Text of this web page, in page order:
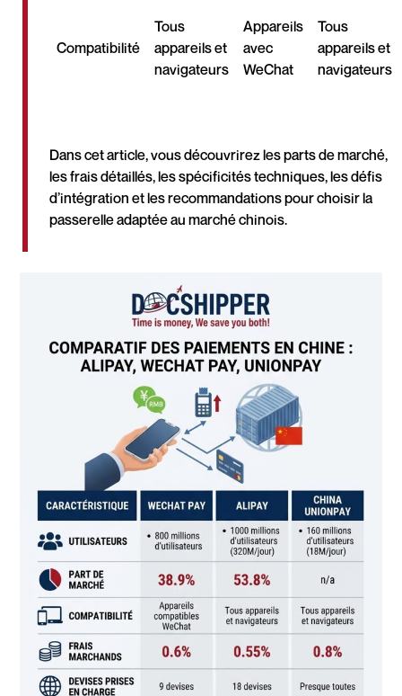
Compatibilité
Tous
appareils et
navigateurs
Appareils
avec
WeChat
Tous
appareils et
navigateurs
Dans cet article, vous découvrirez les parts de marché,
les frais détaillés, les spécificités techniques, les défis
d’intégration et les recommandations pour choisir la
passerelle adaptée au marché chinois.